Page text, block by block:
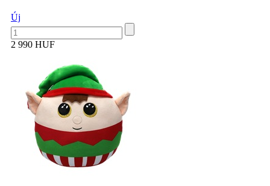
Új
2 990 HUF